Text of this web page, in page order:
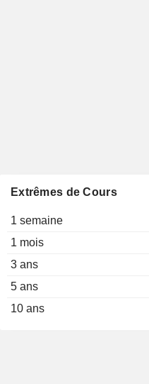
Extrêmes de Cours
1 semaine
1 mois
3 ans
5 ans
10 ans